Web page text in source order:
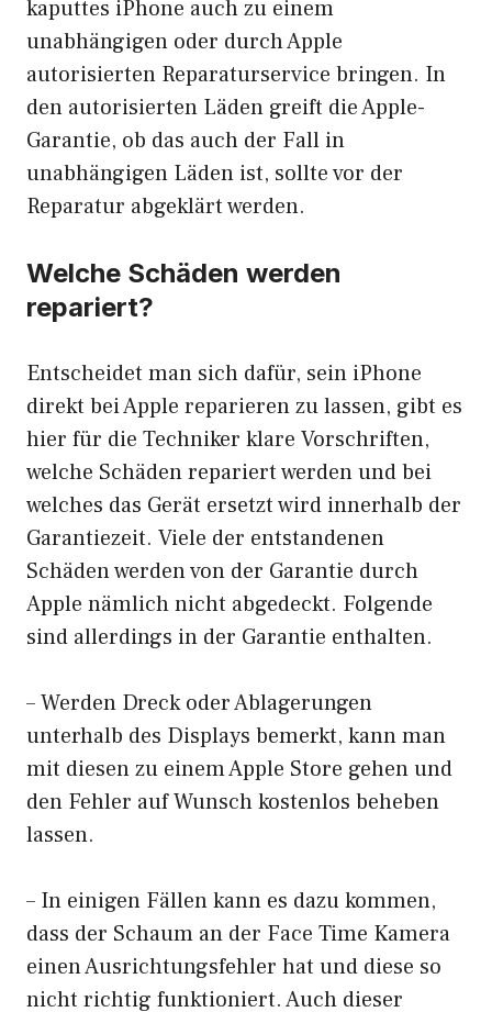
kaputtes iPhone auch zu einem
unabhängigen oder durch Apple
autorisierten Reparaturservice bringen. In
den autorisierten Läden greift die Apple-
Garantie, ob das auch der Fall in
unabhängigen Läden ist, sollte vor der
Reparatur abgeklärt werden.
Welche Schäden werden
repariert?
Entscheidet man sich dafür, sein iPhone
direkt bei Apple reparieren zu lassen, gibt es
hier für die Techniker klare Vorschriften,
welche Schäden repariert werden und bei
welches das Gerät ersetzt wird innerhalb der
Garantiezeit. Viele der entstandenen
Schäden werden von der Garantie durch
Apple nämlich nicht abgedeckt. Folgende
sind allerdings in der Garantie enthalten.
– Werden Dreck oder Ablagerungen
unterhalb des Displays bemerkt, kann man
mit diesen zu einem Apple Store gehen und
den Fehler auf Wunsch kostenlos beheben
lassen.
– In einigen Fällen kann es dazu kommen,
dass der Schaum an der Face Time Kamera
einen Ausrichtungsfehler hat und diese so
nicht richtig funktioniert. Auch dieser